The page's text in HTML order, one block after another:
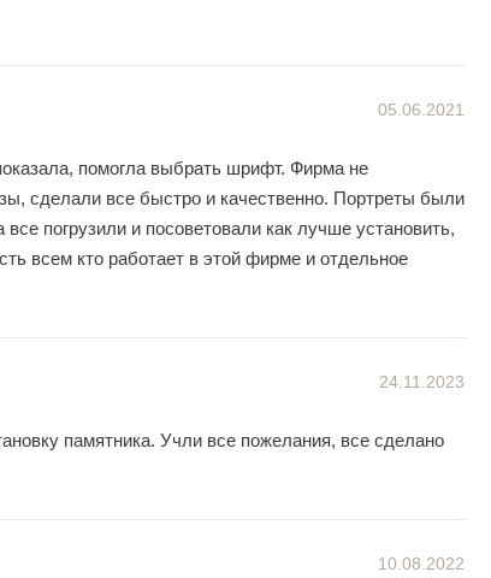
05.06.2021
помогла выбрать шрифт. Фирма не
сделали все быстро и качественно. Портреты были
погрузили и посоветовали как лучше установить,
всем кто работает в этой фирме и отдельное
24.11.2023
памятника. Учли все пожелания, все сделано
10.08.2022